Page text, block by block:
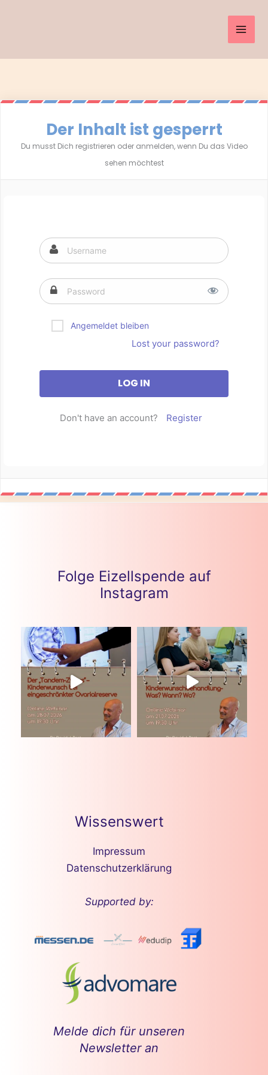
Der Inhalt ist gesperrt
Du musst Dich registrieren oder anmelden, wenn Du das Video
sehen möchtest
Angemeldet bleiben
Lost your password?
Don't have an account? Register
Folge Eizellspende auf
Instagram
Wissenswert
Impressum
Datenschutzerklärung
Supported by:
Melde dich für unseren
Newsletter an